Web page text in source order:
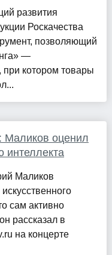
развития
Роскачества
позволяющий
—
при котором товары
Маликов оценил
интеллекта
Маликов
сам активно
рассказал в
на концерте